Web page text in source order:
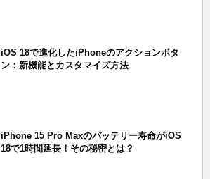
iOS 18で進化したiPhoneのアクションボタ
ン：新機能とカスタマイズ方法
iPhone 15 Pro Maxのバッテリー寿命がiOS
18で1時間延長！その秘密とは？